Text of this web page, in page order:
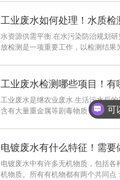
BOD2.COD测量仪：用于清水水样中
测仪：氨氮指标快速定量测定4.总磷
工业废水如何处理！水质检
水资源供需平衡.在水污染防治规划
放检测是一项重要工作，以检测结果
工业废水处理方法：1.湿式氧化废水
为工业废水处理中先进氧化技术的应
工业废水检测哪些项目！有
测？
工业废水是继农业废水.生活污水后
含有大量重金属等剧毒物质，工业废
因此在现行水污染控制框架下要求
到标准排放，相关部门也将进行测
标准是什么呢？造纸废水可分为工业
蚀刻废水.纺织废水.制革废水.农药废
电镀废水有什么特征！需要
测？
电镀废水中有许多无机物质，包括各
机物质。所有有机物都有两个共同点